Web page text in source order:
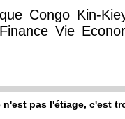
Congo Kin-
Finance Vie
n'est pas l'étiage, c'est